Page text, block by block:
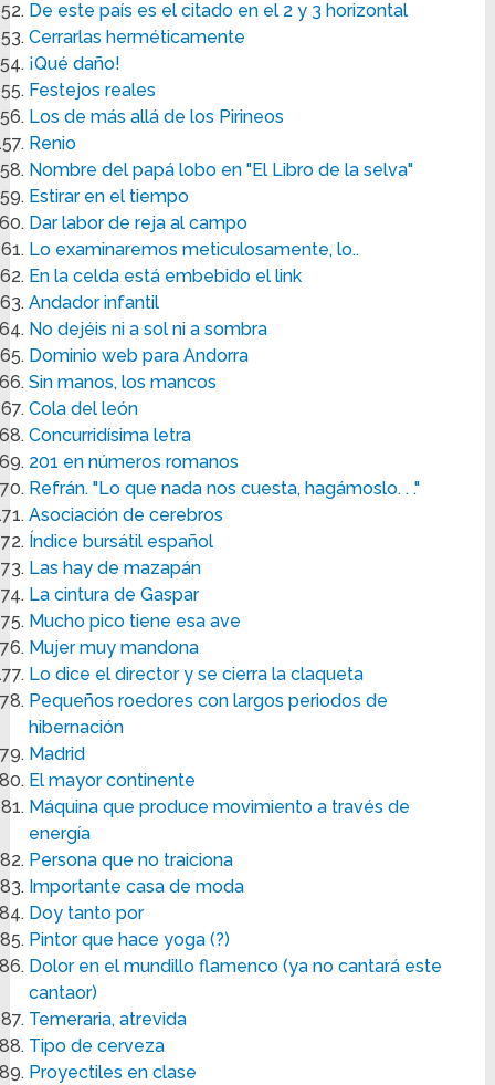
De este país es el citado en el 2 y 3 horizontal
Cerrarlas herméticamente
¡Qué daño!
Festejos reales
Los de más allá de los Pirineos
Renio
Nombre del papá lobo en "El Libro de la selva"
Estirar en el tiempo
Dar labor de reja al campo
Lo examinaremos meticulosamente, lo..
En la celda está embebido el link
Andador infantil
No dejéis ni a sol ni a sombra
Dominio web para Andorra
Sin manos, los mancos
Cola del león
Concurridísima letra
201 en números romanos
Refrán. "Lo que nada nos cuesta, hagámoslo. . ."
Asociación de cerebros
Índice bursátil español
Las hay de mazapán
La cintura de Gaspar
Mucho pico tiene esa ave
Mujer muy mandona
Lo dice el director y se cierra la claqueta
Pequeños roedores con largos periodos de
hibernación
Madrid
El mayor continente
Máquina que produce movimiento a través de
energía
Persona que no traiciona
Importante casa de moda
Doy tanto por
Pintor que hace yoga (?)
Dolor en el mundillo flamenco (ya no cantará este
cantaor)
Temeraria, atrevida
Tipo de cerveza
Proyectiles en clase